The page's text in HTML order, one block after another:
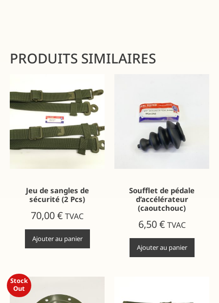
PRODUITS SIMILAIRES
Jeu de sangles de
sécurité (2 Pcs)
70,00€ TVAC
Ajouter au panier
Soufflet de pédale
d’accélérateur
(caoutchouc)
6,50€ TVAC
Ajouter au panier
Stock
Out